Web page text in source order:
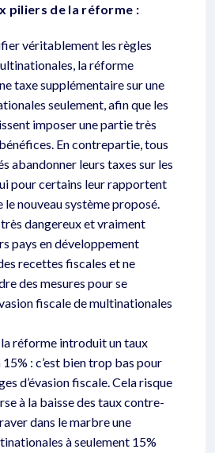
piliers de la réforme :
véritablement les règles
la réforme
taxe supplémentaire sur une
seulement, afin que les
imposer une partie très
En contrepartie, tous
abandonner leurs taxes sur les
pour certains leur rapportent
le nouveau système proposé.
très dangereux et vraiment
pays en développement
recettes fiscales et ne
des mesures pour se
fiscale de multinationales
réforme introduit un taux
: c’est bien trop bas pour
d’évasion fiscale. Cela risque
à la baisse des taux contre-
dans le marbre une
à seulement 15%